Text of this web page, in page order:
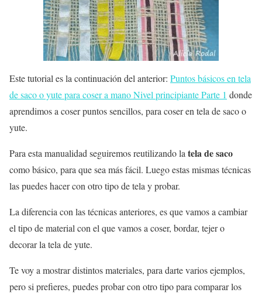
Este tutorial es la continuación del anterior: Puntos básicos en tela
de saco o yute para coser a mano Nivel principiante Parte 1 donde
aprendimos a coser puntos sencillos, para coser en tela de saco o
yute.
Para esta manualidad seguiremos reutilizando la tela de saco
como básico, para que sea más fácil. Luego estas mismas técnicas
las puedes hacer con otro tipo de tela y probar.
La diferencia con las técnicas anteriores, es que vamos a cambiar
el tipo de material con el que vamos a coser, bordar, tejer o
decorar la tela de yute.
Te voy a mostrar distintos materiales, para darte varios ejemplos,
pero si prefieres, puedes probar con otro tipo para comparar los